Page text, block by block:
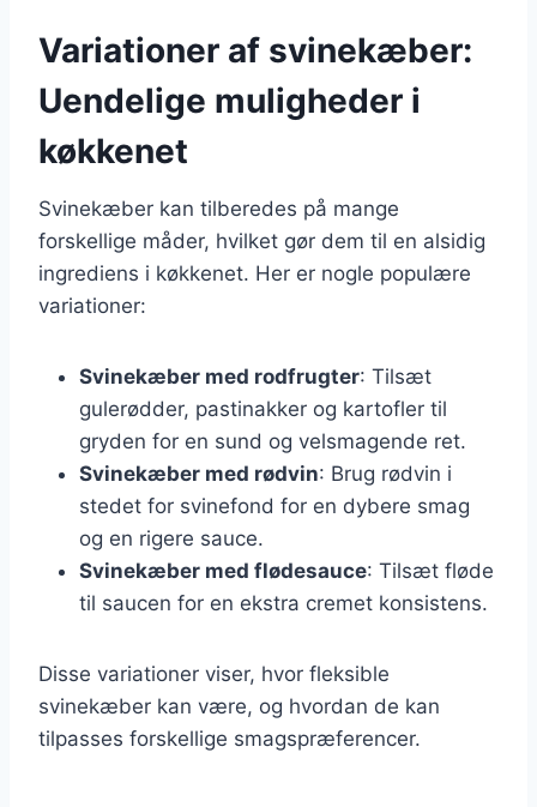
Variationer af svinekæber:
Uendelige muligheder i
køkkenet
Svinekæber kan tilberedes på mange
forskellige måder, hvilket gør dem til en alsidig
ingrediens i køkkenet. Her er nogle populære
variationer:
Svinekæber med rodfrugter: Tilsæt
gulerødder, pastinakker og kartofler til
gryden for en sund og velsmagende ret.
Svinekæber med rødvin: Brug rødvin i
stedet for svinefond for en dybere smag
og en rigere sauce.
Svinekæber med flødesauce: Tilsæt fløde
til saucen for en ekstra cremet konsistens.
Disse variationer viser, hvor fleksible
svinekæber kan være, og hvordan de kan
tilpasses forskellige smagspræferencer.